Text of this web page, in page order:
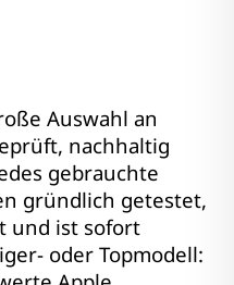
Auswahl an
nachhaltig
gebrauchte
gründlich getestet,
und ist sofort
oder Topmodell: